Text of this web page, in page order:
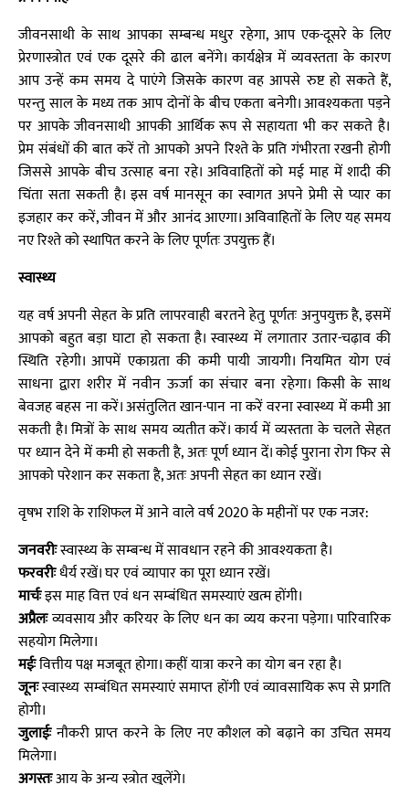
जीवनसाथी के साथ आपका सम्बन्ध मधुर रहेगा, आप एक-दूसरे के लिए
प्रेरणास्त्रोत एवं एक दूसरे की ढाल बनेंगे। कार्यक्षेत्र में व्यवस्तता के कारण
आप उन्हें कम समय दे पाएंगे जिसके कारण वह आपसे रुष्ट हो सकते हैं,
परन्तु साल के मध्य तक आप दोनों के बीच एकता बनेगी। आवश्यकता पड़ने
पर आपके जीवनसाथी आपकी आर्थिक रूप से सहायता भी कर सकते है।
प्रेम संबंधों की बात करें तो आपको अपने रिश्ते के प्रति गंभीरता रखनी होगी
जिससे आपके बीच उत्साह बना रहे। अविवाहितों को मई माह में शादी की
चिंता सता सकती है। इस वर्ष मानसून का स्वागत अपने प्रेमी से प्यार का
इजहार कर करें, जीवन में और आनंद आएगा। अविवाहितों के लिए यह समय
नए रिश्ते को स्थापित करने के लिए पूर्णतः उपयुक्त हैं।
स्वास्थ्य
यह वर्ष अपनी सेहत के प्रति लापरवाही बरतने हेतु पूर्णतः अनुपयुक्त है, इसमें
आपको बहुत बड़ा घाटा हो सकता है। स्वास्थ्य में लगातार उतार-चढ़ाव की
स्थिति रहेगी। आपमें एकाग्रता की कमी पायी जायगी। नियमित योग एवं
साधना द्वारा शरीर में नवीन ऊर्जा का संचार बना रहेगा। किसी के साथ
बेवजह बहस ना करें। असंतुलित खान-पान ना करें वरना स्वास्थ्य में कमी आ
सकती है। मित्रों के साथ समय व्यतीत करें। कार्य में व्यस्तता के चलते सेहत
पर ध्यान देने में कमी हो सकती है, अतः पूर्ण ध्यान दें। कोई पुराना रोग फिर से
आपको परेशान कर सकता है, अतः अपनी सेहत का ध्यान रखें।
वृषभ राशि के राशिफल में आने वाले वर्ष 2020 के महीनों पर एक नजर:
जनवरीःस्वास्थ्य के सम्बन्ध में सावधान रहने की आवश्यकता है।
फरवरीःधैर्य रखें। घर एवं व्यापार का पूरा ध्यान रखें।
मार्चःइस माह वित्त एवं धन सम्बंधित समस्याएं खत्म होंगी।
अप्रैलःव्यवसाय और करियर के लिए धन का व्यय करना पड़ेगा। पारिवारिक
सहयोग मिलेगा।
मईःवित्तीय पक्ष मजबूत होगा। कहीं यात्रा करने का योग बन रहा है।
जूनःस्वास्थ्य सम्बंधित समस्याएं समाप्त होंगी एवं व्यावसायिक रूप से प्रगति
होगी।
जुलाईःनौकरी प्राप्त करने के लिए नए कौशल को बढ़ाने का उचित समय
मिलेगा।
अगस्तःआय के अन्य स्त्रोत खुलेंगे।